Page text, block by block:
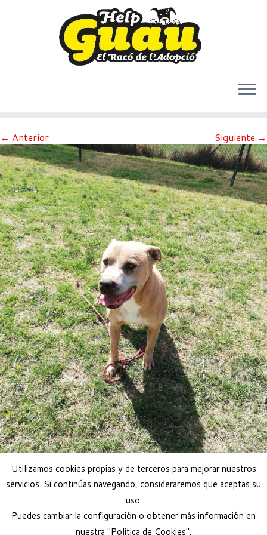
al
contenido
← Anterior Siguiente →
Adoptar perro
Utilizamos cookies propias y de terceros para mejorar nuestros
servicios. Si continúas navegando, consideraremos que aceptas su
uso.
Puedes cambiar la configuración o obtener más información en
nuestra "Política de Cookies".